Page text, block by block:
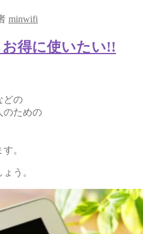
minwifi
得に使いたい!!
どの
のための
。
う。